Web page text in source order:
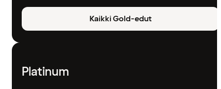
Kaikki Gold-edut
Platinum